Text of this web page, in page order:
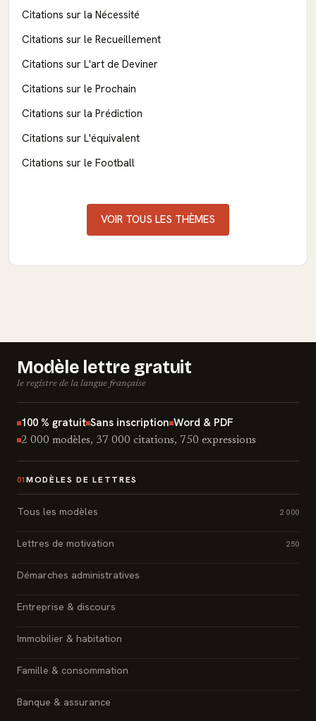
Citations sur la Nécessité
Citations sur le Recueillement
Citations sur L'art de Deviner
Citations sur le Prochain
Citations sur la Prédiction
Citations sur L'équivalent
Citations sur le Football
VOIR TOUS LES THÈMES
Modèle lettre gratuit
le registre de la langue française
100 % gratuit Sans inscription Word & PDF
2 000 modèles, 37 000 citations, 750 expressions
01 MODÈLES DE LETTRES
Tous les modèles 2 000
Lettres de motivation 250
Démarches administratives
Entreprise & discours
Immobilier & habitation
Famille & consommation
Banque & assurance